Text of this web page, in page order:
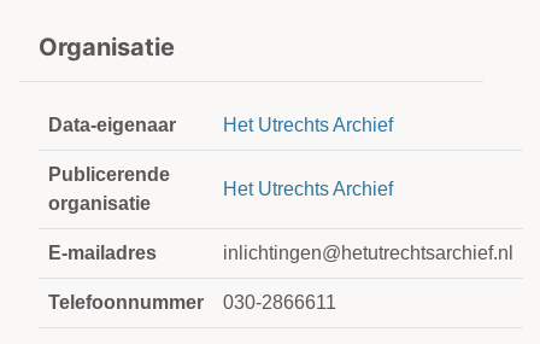
Organisatie
Data-eigenaar Het Utrechts Archief
Publicerende
organisatie
Het Utrechts Archief
E-mailadres inlichtingen@hetutrechtsarchief.nl
Telefoonnummer 030-2866611